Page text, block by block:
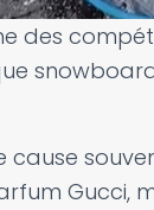
des
Gucci,